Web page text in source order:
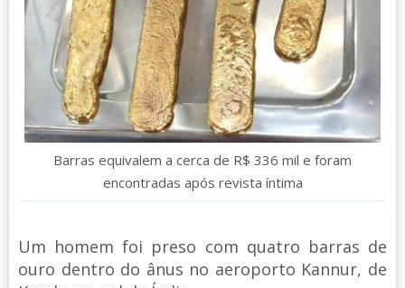
Barras equivalem a cerca de R$ 336 mil e foram
encontradas após revista íntima
Um homem foi preso com quatro barras de
ouro dentro do ânus no aeroporto Kannur, de